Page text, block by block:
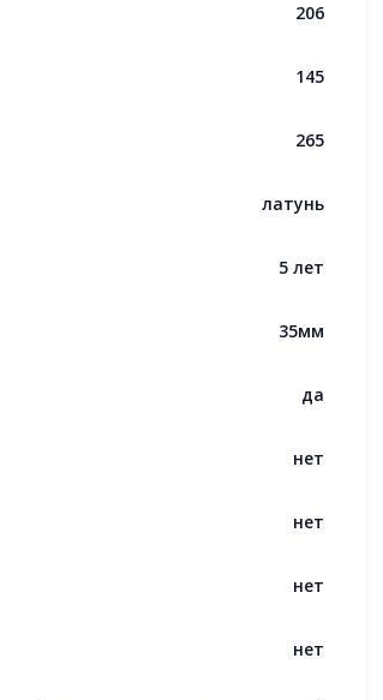
206
145
265
латунь
5 лет
35мм
да
нет
нет
нет
нет